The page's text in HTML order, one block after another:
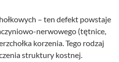
– ten defekt powstaje
nerwowego (tętnice,
korzenia. Tego rodzaj
struktury kostnej.